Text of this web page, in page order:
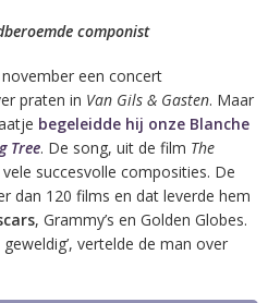
componist
een concert
praten in Van Gils & Gasten. Maar
begeleidde hij onze Blanche
Tree. De song, uit de film The
succesvolle composities. De
dan 120 films en dat leverde hem
, Grammy’s en Golden Globes.
vertelde de man over